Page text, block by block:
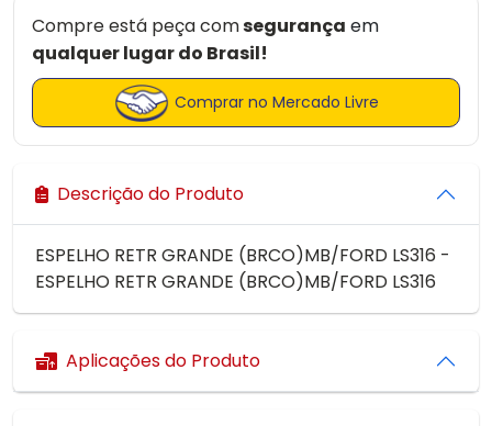
Compre está peça comsegurança em
qualquer lugar do Brasil!
Comprar no Mercado Livre
Descrição do Produto
ESPELHO RETR GRANDE (BRCO)MB/FORD LS316 -
ESPELHO RETR GRANDE (BRCO)MB/FORD LS316
Aplicações do Produto